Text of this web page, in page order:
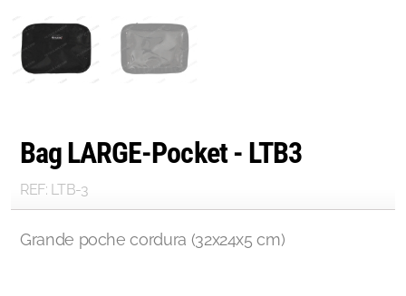
Bag LARGE-Pocket - LTB3
REF: LTB-3
Grande poche cordura (32x24x5 cm)